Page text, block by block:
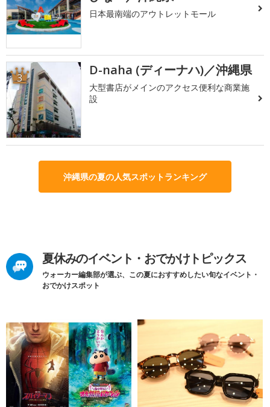
日本最南端のアウトレットモール
3 D-naha (ディーナハ)／沖縄県
大型書店がメインのアクセス便利な商業施
設
沖縄県の夏の人気スポットランキング
夏休みのイベント・おでかけトピックス
ウォーカー編集部が選ぶ、この夏におすすめしたい旬なイベント・
おでかけスポット